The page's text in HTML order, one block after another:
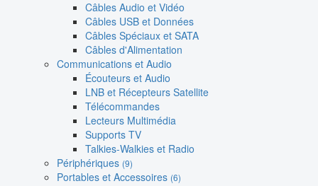
Câbles Audio et Vidéo
Câbles USB et Données
Câbles Spéciaux et SATA
Câbles d'Alimentation
Communications et Audio
Écouteurs et Audio
LNB et Récepteurs Satellite
Télécommandes
Lecteurs Multimédia
Supports TV
Talkies-Walkies et Radio
Périphériques (9)
Portables et Accessoires (6)